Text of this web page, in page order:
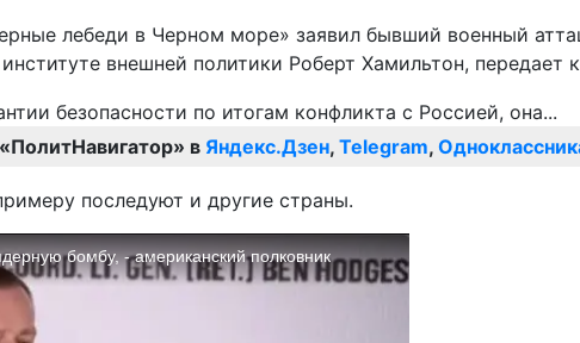
лебеди в Черном море» заявил бывший военный
внешней политики Роберт Хамильтон, передает
в Яндекс.Дзен, Telegram,
последуют и другие страны.